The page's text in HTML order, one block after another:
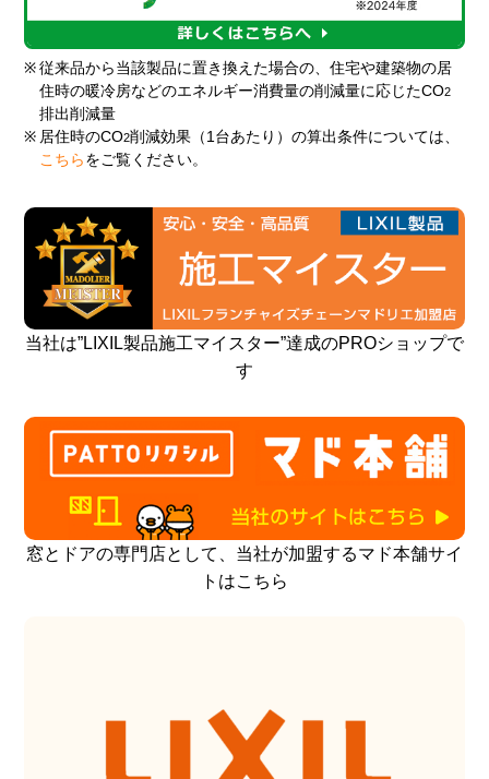
※ 従来品から当該製品に置き換えた場合の、住宅や建築物の居
住時の暖冷房などのエネルギー消費量の削減量に応じたCO2
排出削減量
※ 居住時のCO2削減効果（1台あたり）の算出条件については、
こちら をご覧ください。
当社は”LIXIL製品施工マイスター”達成のPROショップで
す
窓とドアの専門店として、当社が加盟するマド本舗サイ
トはこちら